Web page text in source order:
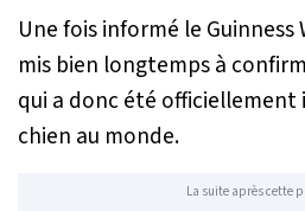
Une fois informé le Guinness
mis bien longtemps à
qui a donc été officiellement
chien au monde.
La suite après cette